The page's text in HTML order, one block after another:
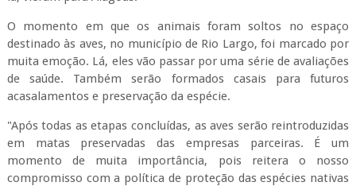
O momento em que os animais foram soltos no espaço
destinado às aves, no município de Rio Largo, foi marcado por
muita emoção. Lá, eles vão passar por uma série de avaliações
de saúde. Também serão formados casais para futuros
acasalamentos e preservação da espécie.
"Após todas as etapas concluídas, as aves serão reintroduzidas
em matas preservadas das empresas parceiras. É um
momento de muita importância, pois reitera o nosso
compromisso com a política de proteção das espécies nativas